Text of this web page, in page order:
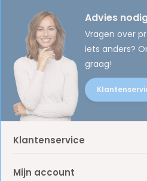
Advies
Vragen over
iets anders?
graag!
Klantenservice
Mijn account